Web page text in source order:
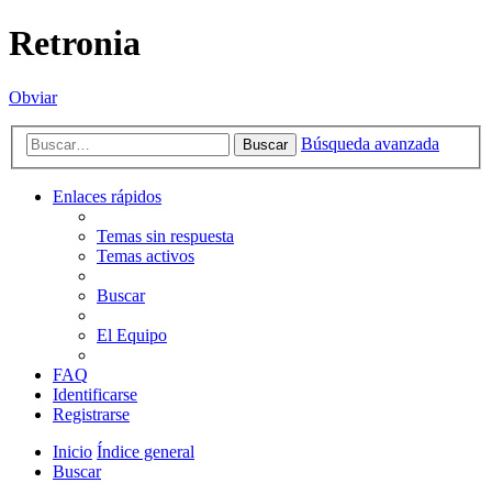
Retronia
Obviar
Buscar Búsqueda avanzada
Enlaces rápidos
Temas sin respuesta
Temas activos
Buscar
El Equipo
FAQ
Identificarse
Registrarse
Inicio Índice general
Buscar